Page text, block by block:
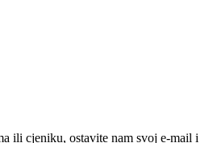
ili cjeniku, ostavite nam svoj e-mail i